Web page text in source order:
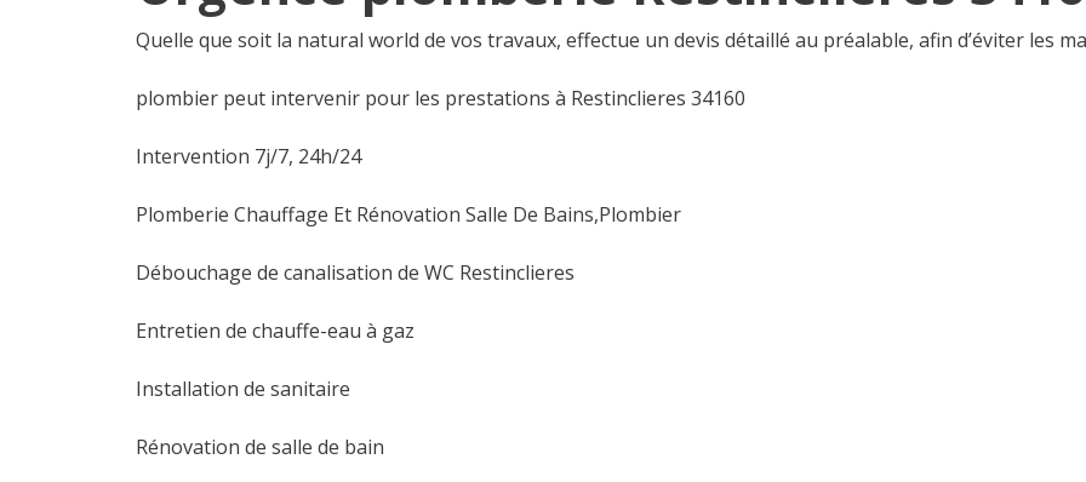
Quelle que soit la natural world de vos travaux, effectue un devis détaillé au préalable, afin d’éviter les
plombier peut intervenir pour les prestations à Restinclieres 34160
Intervention 7j/7, 24h/24
Plomberie Chauffage Et Rénovation Salle De Bains,Plombier
Débouchage de canalisation de WC Restinclieres
Entretien de chauffe-eau à gaz
Installation de sanitaire
Rénovation de salle de bain